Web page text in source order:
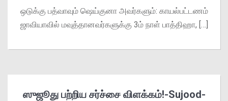
ஒடுக்கு பத்வாவும் ஷெய்குனா அவர்களும்: காயல்பட்டணம்
ஜாவியாவில் மவுத்தானவர்களுக்கு 3ம் நாள் பாத்திஹா, […]
ஸுஜூது பற்றிய சர்ச்சை விளக்கம்!-Sujood-